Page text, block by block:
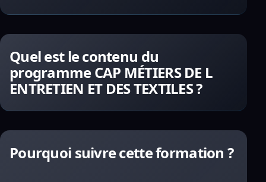
Quel est le contenu du
programme CAP MÉTIERS DE L
ENTRETIEN ET DES TEXTILES ?
Pourquoi suivre cette formation ?